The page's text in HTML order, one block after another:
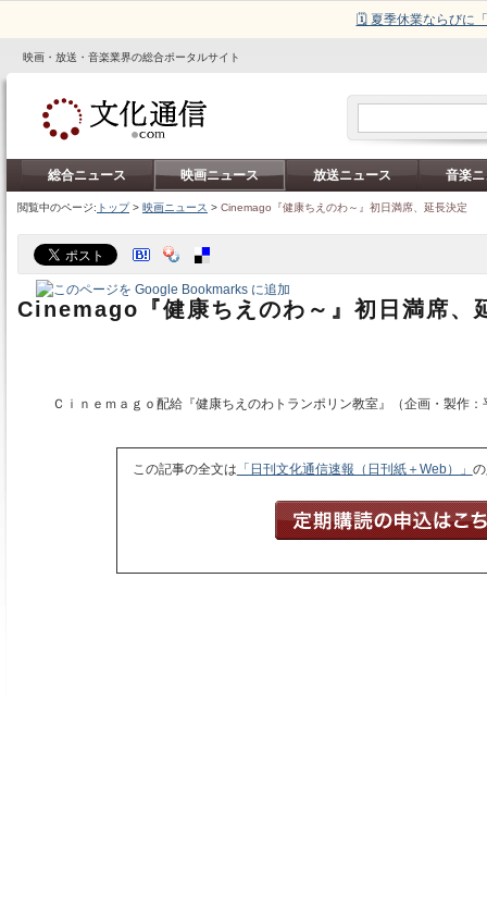
🗓️ 夏季休業ならびに
映画・放送・音楽業界の総合ポータルサイト
総合ニュース 映画ニュース 放送ニュース 音楽
閲覧中のページ: トップ> 映画ニュース > Cinemago『健康ちえのわ～』初日満席、延長決定
Cinemago『健康ちえのわ～』初日満席、
Ｃｉｎｅｍａｇｏ配給『健康ちえのわトランポリン教室』（企画・製作
この記事の全文は 「日刊文化通信速報（日刊紙＋Web）」